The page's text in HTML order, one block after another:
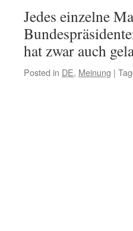
Jedes einzelne
hat zwar auch
Posted in DE, Meinung |